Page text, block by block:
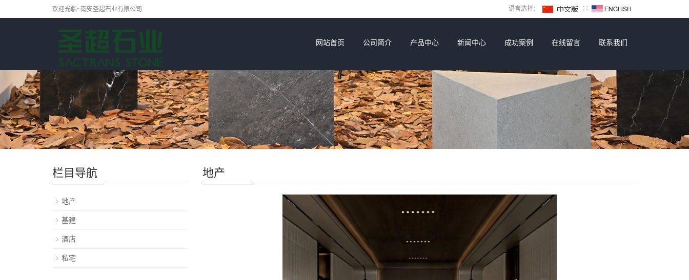
欢迎光临~南安圣超石业有限公司 语言选择： ∷
网站首页 公司简介 产品中心 新闻中心 成功案例 在线留言 联系我们
地产
栏目导航
地产
基建
酒店
私宅